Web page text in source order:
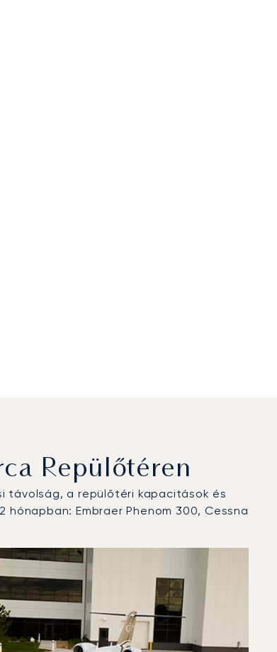
Repülőtéren
távolság, a repülőtéri kapacitások és
Embraer Phenom 300, Cessna